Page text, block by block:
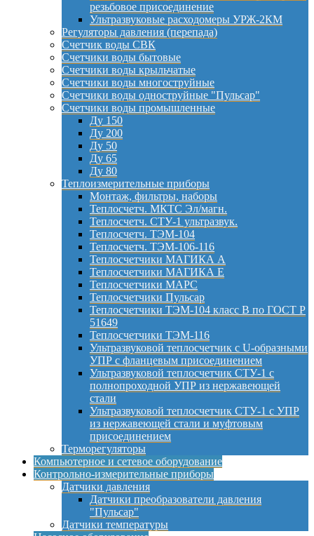
резьбовое присоединение
Ультразвуковые расходомеры УРЖ-2КМ
Регуляторы давления (перепада)
Счетчик воды СВК
Счетчики воды бытовые
Счетчики воды крыльчатые
Счетчики воды многоструйные
Счетчики воды одноструйные "Пульсар"
Счетчики воды промышленные
Ду 150
Ду 200
Ду 50
Ду 65
Ду 80
Теплоизмерительные приборы
Монтаж, фильтры, наборы
Теплосчетч. МКТС Эл/магн.
Теплосчетч. СТУ-1 ультразвук.
Теплосчетч. ТЭМ-104
Теплосчетч. ТЭМ-106-116
Теплосчетчики МАГИКА А
Теплосчетчики МАГИКА Е
Теплосчетчики МАРС
Теплосчетчики Пульсар
Теплосчетчики ТЭМ-104 класс B по ГОСТ Р
51649
Теплосчетчики ТЭМ-116
Ультразвуковой теплосчетчик с U-образными
УПР с фланцевым присоединением
Ультразвуковой теплосчетчик СТУ-1 с
полнопроходной УПР из нержавеющей
стали
Ультразвуковой теплосчетчик СТУ-1 с УПР
из нержавеющей стали и муфтовым
присоединением
Терморегуляторы
Компьютерное и сетевое оборудование
Контрольно-измерительные приборы
Датчики давления
Датчики преобразователи давления
"Пульсар"
Датчики температуры